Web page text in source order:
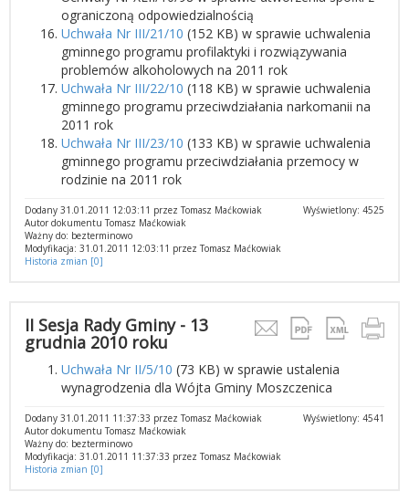
ograniczoną odpowiedzialnością
Uchwała Nr III/21/10 (152 KB) w sprawie uchwalenia
gminnego programu profilaktyki i rozwiązywania
problemów alkoholowych na 2011 rok
Uchwała Nr III/22/10 (118 KB) w sprawie uchwalenia
gminnego programu przeciwdziałania narkomanii na
2011 rok
Uchwała Nr III/23/10 (133 KB) w sprawie uchwalenia
gminnego programu przeciwdziałania przemocy w
rodzinie na 2011 rok
Wyświetlony: 4525
Dodany 31.01.2011 12:03:11 przez Tomasz Maćkowiak
Autor dokumentu Tomasz Maćkowiak
Ważny do: bezterminowo
Modyfikacja: 31.01.2011 12:03:11 przez Tomasz Maćkowiak
Historia zmian [0]
II Sesja Rady Gminy - 13
grudnia 2010 roku
Uchwała Nr II/5/10 (73 KB) w sprawie ustalenia
wynagrodzenia dla Wójta Gminy Moszczenica
Wyświetlony: 4541
Dodany 31.01.2011 11:37:33 przez Tomasz Maćkowiak
Autor dokumentu Tomasz Maćkowiak
Ważny do: bezterminowo
Modyfikacja: 31.01.2011 11:37:33 przez Tomasz Maćkowiak
Historia zmian [0]